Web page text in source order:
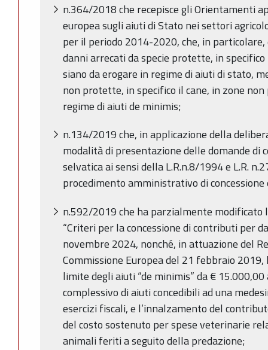
n.364/2018 che recepisce gli Orientamenti
europea sugli aiuti di Stato nei settori
per il periodo 2014-2020, che, in
danni arrecati da specie protette, in
siano da erogare in regime di aiuti di stato,
non protette, in specifico il cane, in zone
regime di aiuti de minimis;
n.134/2019 che, in applicazione della
modalità di presentazione delle domande di
selvatica ai sensi della L.R.n.8/1994 e L.R.
procedimento amministrativo di
n.592/2019 che ha parzialmente modificato
“Criteri per la concessione di contributi per
novembre 2024, nonché, in attuazione del
Commissione Europea del 21 febbraio
limite degli aiuti “de minimis” da €
complessivo di aiuti concedibili ad una
esercizi fiscali, e l’innalzamento del
del costo sostenuto per spese veterinarie
animali feriti a seguito della predazione;